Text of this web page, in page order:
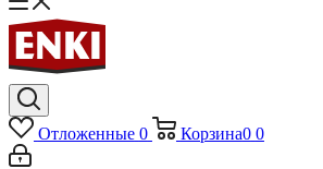
Отложенные 0 Корзина0 0